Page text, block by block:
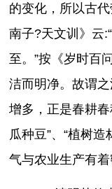
的变化，所以古
南子?天文训》云
至。”按《岁时百
洁而明净。故谓
增多，正是春耕
瓜种豆”、“植树
气与农业生产有着